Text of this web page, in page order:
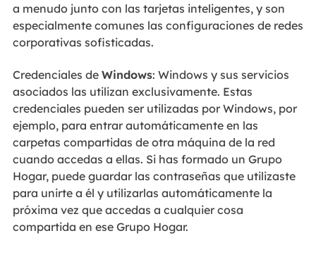
a menudo junto con las tarjetas inteligentes, y son
especialmente comunes las configuraciones de redes
corporativas sofisticadas.
Credenciales de Windows: Windows y sus servicios
asociados las utilizan exclusivamente. Estas
credenciales pueden ser utilizadas por Windows, por
ejemplo, para entrar automáticamente en las
carpetas compartidas de otra máquina de la red
cuando accedas a ellas. Si has formado un Grupo
Hogar, puede guardar las contraseñas que utilizaste
para unirte a él y utilizarlas automáticamente la
próxima vez que accedas a cualquier cosa
compartida en ese Grupo Hogar.